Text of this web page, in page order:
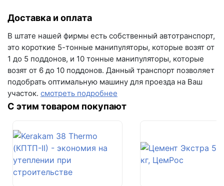
г.Самара, ул. Садовая, дом 199, помещение Н8
(вывеска "Мир кирпича")
пн-пт с 9:00 до 18:00
+7 (846) 215-16-16
+7 (993) 993-77-22
Написать в Telegram
Написать на почту
Фактор НФ
Вес
3 кг
На поддоне
352 шт
Фактура
гладкий
Кол-во поддонов в машине
Доставка и оплата
В штате нашей фирмы есть собственный автотранспорт,
это короткие 5-тонные манипуляторы, которые возят от
1 до 5 поддонов, и 10 тонные манипуляторы, которые
возят от 6 до 10 поддонов. Данный транспорт позволяет
подобрать оптимальную машину для проезда на Ваш
участок. смотреть подробнее
С этим товаром покупают